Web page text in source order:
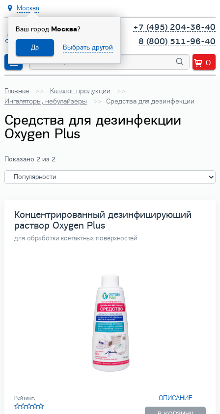
Москва
Ваш город Москва?
Да Выбрать другой
+7 (495) 204-36-40
8 (800) 511-96-40
0
Главная
Каталог продукции
Ингаляторы, небулайзеры
Средства для дезинфекции
Средства для дезинфекции
Oxygen Plus
Показано 2 из 2
Концентрированный дезинфицирующий
раствор Oxygen Plus
для обработки контактных поверхностей
ОПИСАНИЕ
Рейтинг: